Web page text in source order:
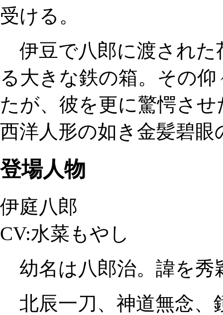
受ける。
伊豆で八郎に渡された
る大きな鉄の箱。その
たが、彼を更に驚愕さ
西洋人形の如き金髪碧
登場人物
伊庭八郎
CV:水菜もやし
幼名は八郎治。諱を秀
北辰一刀、神道無念、